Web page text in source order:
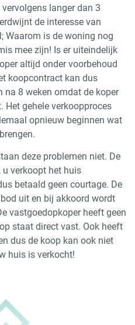
langer dan 3
de interesse van
Waarom is de woning nog
mee zijn! Is er uiteindelijk
altijd onder voorbehoud
koopcontract kan dus
na 8 weken omdat de koper
gehele verkoopproces
opnieuw beginnen wat
deze problemen niet. De
verkoopt het huis
betaald geen courtage. De
uit en bij akkoord wordt
vastgoedopkoper heeft geen
staat direct vast. Ook heeft
dus de koop kan ook niet
huis is verkocht!